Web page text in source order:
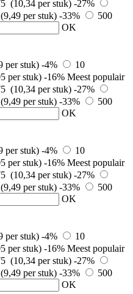
(10,34 per stuk) -27%
per stuk) -33%
500
OK
per stuk) -4%
10
per stuk) -16% Meest populair
(10,34 per stuk) -27%
per stuk) -33%
500
OK
per stuk) -4%
10
per stuk) -16% Meest populair
(10,34 per stuk) -27%
per stuk) -33%
500
OK
per stuk) -4%
10
per stuk) -16% Meest populair
(10,34 per stuk) -27%
per stuk) -33%
500
OK